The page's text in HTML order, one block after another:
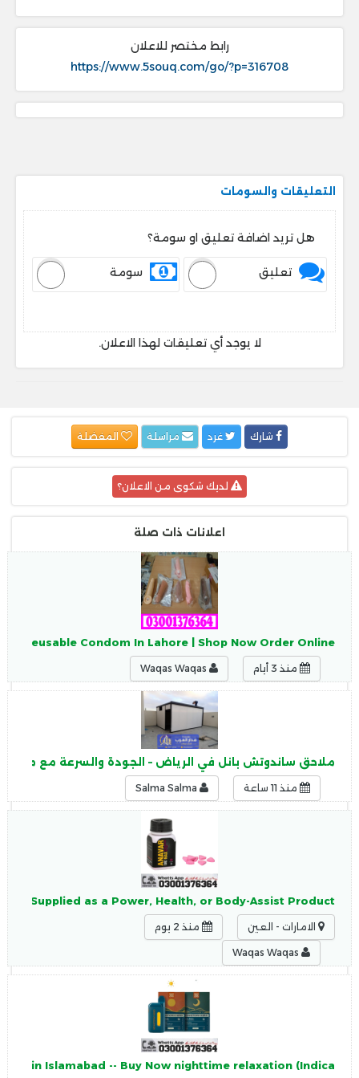
رابط مختصر للاعلان
https://www.5souq.com/go/?p=316708
التعليقات والسومات
هل تريد اضافة تعليق او سومة؟
تعليق سومة
لا يوجد أي تعليقات لهذا الاعلان.
شارك غرد
لديك شكوى من الاعلان؟
اعلانات ذات صلة
Reusable Condom In Lahore | Shop Now Order Online
منذ 3 أيام
ملاحق ساندوتش بانل في الرياض – الجودة والسرعة مع
منذ 11 ساعة
Are Supplied as a Power, Health, or Body-Assist Product.
الامارات - العين منذ 2 يوم
in Islamabad -- Buy Now nighttime relaxation (Indica